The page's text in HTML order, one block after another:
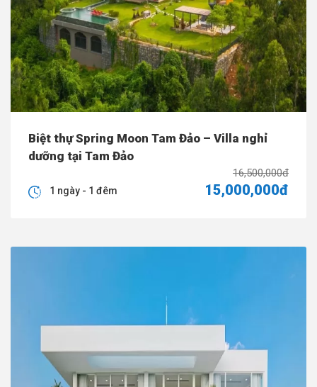
Biệt thự Spring Moon Tam Đảo – Villa nghỉ
dưỡng tại Tam Đảo
16,500,000đ
15,000,000đ
1 ngày - 1 đêm